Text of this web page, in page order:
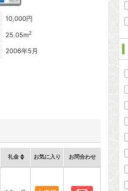
10,000円
25.05m2
2006年5月
礼金 お気に入り お問合わせ
お問合わせ